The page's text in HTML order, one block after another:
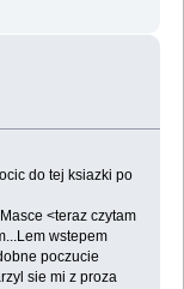
do tej ksiazki po
<teraz czytam
wstepem
poczucie
sie mi z proza